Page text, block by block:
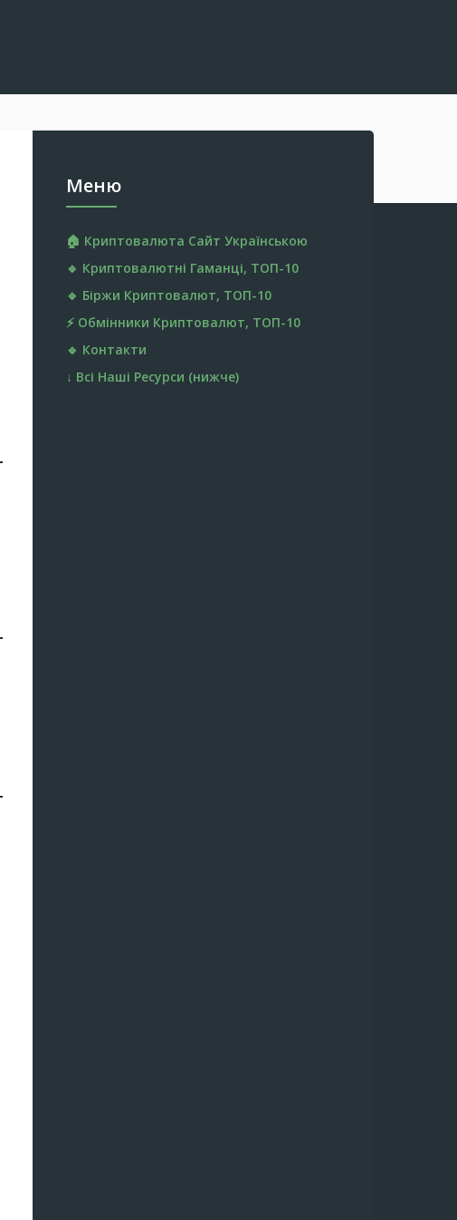
Меню
🏠 Криптовалюта Cайт Українською
🔹 Криптовалютні Гаманці, ТОП-10
🔹 Біржи Криптовалют, ТОП-10
⚡ Обмінники Криптовалют, ТОП-10
🔹 Контакти
↓ Всі Наші Ресурси (нижче)